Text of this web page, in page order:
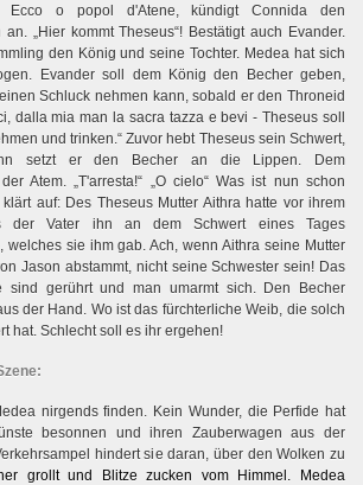
Ecco o popol d'Atene, kündigt Connida den
„Hier kommt Theseus“! Bestätigt auch Evander.
den König und seine Tochter. Medea hat sich
Evander soll dem König den Becher geben,
Schluck nehmen kann, sobald er den Throneid
dalla mia man la sacra tazza e bevi - Theseus soll
und trinken.“ Zuvor hebt Theseus sein Schwert,
setzt er den Becher an die Lippen. Dem
Atem. „T'arresta!“ „O cielo“ Was ist nun schon
auf: Des Theseus Mutter Aithra hatte vor ihrem
der Vater ihn an dem Schwert eines Tages
welches sie ihm gab. Ach, wenn Aithra seine Mutter
Jason abstammt, nicht seine Schwester sein! Das
sind gerührt und man umarmt sich. Den Becher
der Hand. Wo ist das fürchterliche Weib, die solch
hat. Schlecht soll es ihr ergehen!
nirgends finden. Kein Wunder, die Perfide hat
besonnen und ihren Zauberwagen aus der
hindert sie daran, über den Wolken zu
grollt und Blitze zucken vom Himmel. Medea